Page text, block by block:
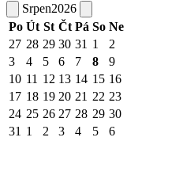
Srpen2026
Po Út St Čt Pá So Ne
27 28 29 30 31 1
2
3
4 5 6 7 8
9
10 11 12 13 14 15 16
17 18 19 20 21 22 23
24 25 26 27 28 29 30
31 1 2 3 4 5 6